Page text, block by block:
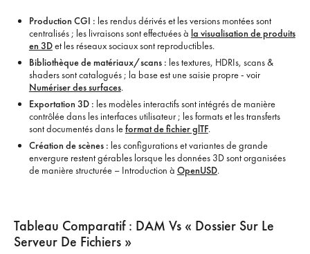
Production CGI : les rendus dérivés et les versions montées sont
centralisés ; les livraisons sont effectuées à la visualisation de produits
en 3Det les réseaux sociaux sont reproductibles.
Bibliothèque de matériaux/scans : les textures, HDRIs, scans &
shaders sont catalogués ; la base est une saisie propre - voir
Numériser des surfaces.
Exportation 3D : les modèles interactifs sont intégrés de manière
contrôlée dans les interfaces utilisateur ; les formats et les transferts
sont documentés dans leformat de fichier glTF.
Création de scènes : les configurations et variantes de grande
envergure restent gérables lorsque les données 3D sont organisées
de manière structurée – Introduction à OpenUSD.
Tableau Comparatif : DAM Vs « Dossier Sur Le
Serveur De Fichiers »